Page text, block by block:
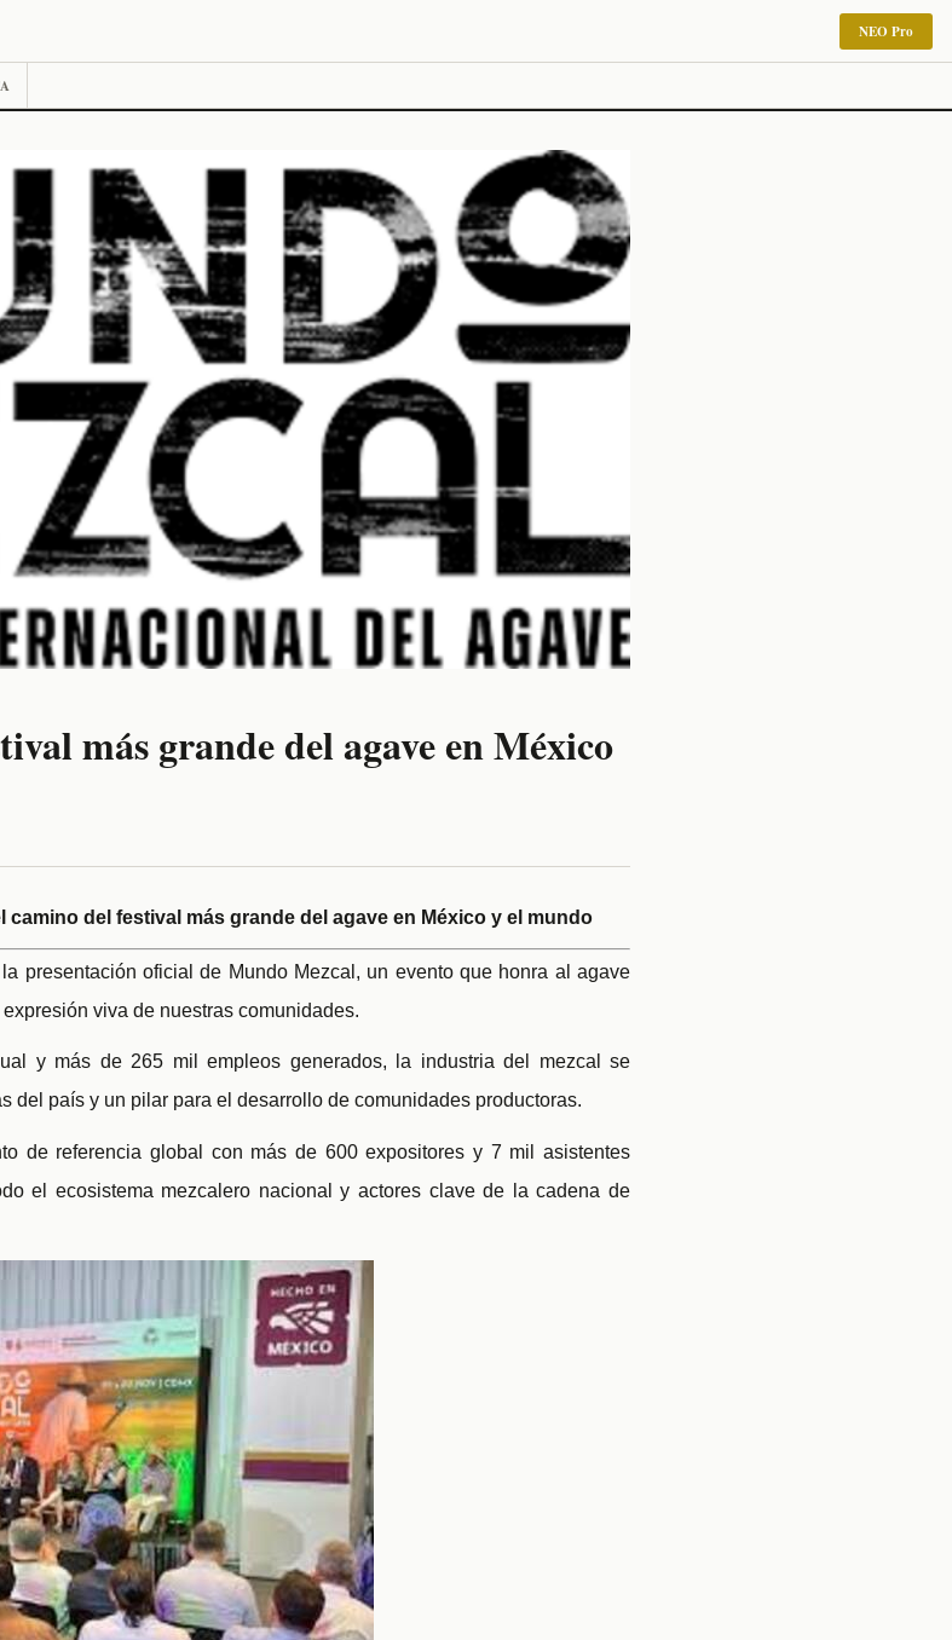
NEO Pro
más grande del agave en México
camino del festival más grande del agave en México y el mundo
presentación oficial de Mundo Mezcal, un evento que honra al agave
viva de nuestras comunidades.
y más de 265 mil empleos generados, la industria del mezcal se
del país y un pilar para el desarrollo de comunidades productoras.
de referencia global con más de 600 expositores y 7 mil asistentes
el ecosistema mezcalero nacional y actores clave de la cadena de